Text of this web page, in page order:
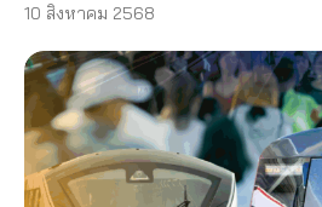
10 สิงหาคม 2568